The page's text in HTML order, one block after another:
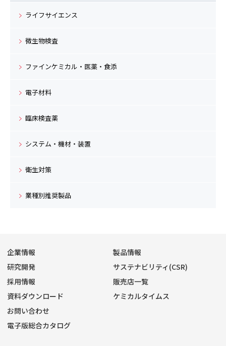
ライフサイエンス
微生物検査
ファインケミカル・医薬・食添
電子材料
臨床検査薬
システム・機材・装置
衛生対策
業種別推奨製品
企業情報
製品情報
研究開発
サステナビリティ(CSR)
採用情報
販売店一覧
資料ダウンロード
ケミカルタイムス
お問い合わせ
電子版総合カタログ